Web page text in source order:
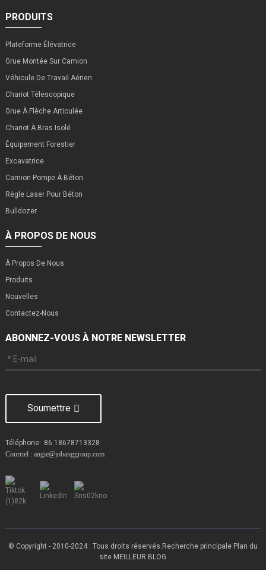
PRODUITS
Plateforme Élévatrice
Grue Montée Sur Camion
Véhicule De Travail Aérien
Chariot Télescopique
Grue À Flèche Articulée
Chariot À Bras Isolé
Équipement Forestier
Excavatrice
Camion Pompe À Béton
Règle Laser Pour Béton
Bulldozer
À PROPOS DE NOUS
À Propos De Nous
Produits
Nouvelles
Contactez-Nous
ABONNEZ-VOUS À NOTRE NEWSLETTER
Soumettre
Téléphone: 86 18678713328
Courriel : angie@jobanggroup.com
© Copyright - 2010-2024 : Tous droits réservés. Recherche principale Plan du
site MEILLEUR BLOG